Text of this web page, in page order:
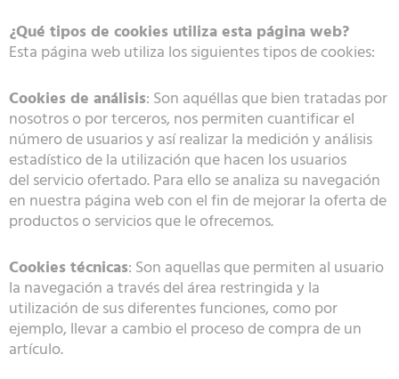
¿Qué tipos de cookies utiliza esta página web?
Esta página web utiliza los siguientes tipos de cookies:
Cookies de análisis: Son aquéllas que bien tratadas por
nosotros o por terceros, nos permiten cuantificar el
número de usuarios y así realizar la medición y análisis
estadístico de la utilización que hacen los usuarios
del servicio ofertado. Para ello se analiza su navegación
en nuestra página web con el fin de mejorar la oferta de
productos o servicios que le ofrecemos.
Cookies técnicas: Son aquellas que permiten al usuario
la navegación a través del área restringida y la
utilización de sus diferentes funciones, como por
ejemplo, llevar a cambio el proceso de compra de un
artículo.